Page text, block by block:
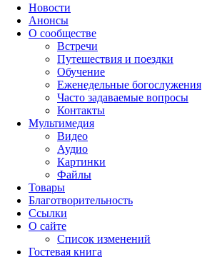
up
Новости
Анонсы
О сообществе
Встречи
Путешествия и поездки
Обучение
Еженедельные богослужения
Часто задаваемые вопросы
Контакты
Мультимедия
Видео
Аудио
Картинки
Файлы
Товары
Благотворительность
Ссылки
О сайте
Список изменений
Гостевая книга